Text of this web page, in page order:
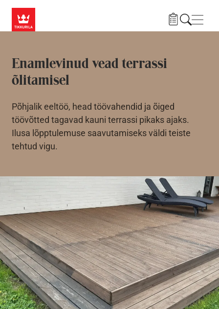
Enamlevinud vead terrassi
õlitamisel
Põhjalik eeltöö, head töövahendid ja õiged
töövõtted tagavad kauni terrassi pikaks ajaks.
Ilusa lõpptulemuse saavutamiseks väldi teiste
tehtud vigu.